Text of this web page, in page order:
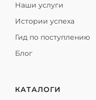
Наши услуги
Истории успеха
Гид по поступлению
Блог
КАТАЛОГИ